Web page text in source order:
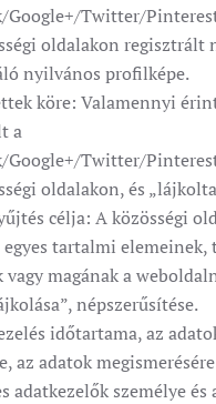
Google+/Twitter/
oldalakon regisztrált
nyilvános profilképe.
köre: Valamennyi
a
Google+/Twitter/
oldalakon, és
célja: A közösségi
tartalmi elemeinek,
magának a
népszerűsítése.
időtartama, az
az adatok
adatkezelők személye